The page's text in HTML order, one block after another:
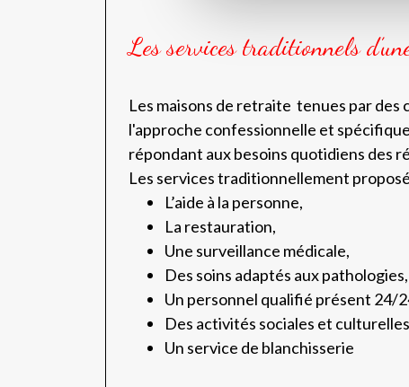
Les services traditionnels
Les maisons de retraite tenues par
l'approche confessionnelle et
répondant aux besoins quotidiens des
Les services traditionnellement
L’aide à la personne,
La restauration,
Une surveillance médicale,
Des soins adaptés aux pathologies,
Un personnel qualifié présent 24/
Des activités sociales et
Un service de blanchisserie